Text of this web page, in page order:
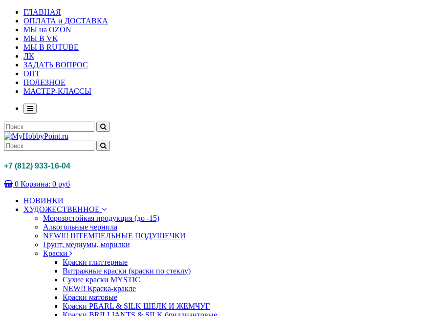
ГЛАВНАЯ
ОПЛАТА и ДОСТАВКА
МЫ на OZON
МЫ В VK
МЫ В RUTUBE
ЛК
ЗАДАТЬ ВОПРОС
ОПТ
ПОЛЕЗНОЕ
МАСТЕР-КЛАССЫ
+7 (812) 933-16-04
0 Корзина: 0 руб
НОВИНКИ
ХУДОЖЕСТВЕННОЕ
Морозостойкая продукция (до -15)
Алкогольные чернила
NEW!!! ШТЕМПЕЛЬНЫЕ ПОДУШЕЧКИ
Грунт, медиумы, морилки
Краски
Краски глиттерные
Витражные краски (краски по стеклу)
Сухие краски MYSTIC
NEW!! Краска-кракле
Краски матовые
Краски PEARL & SILK ШЕЛК И ЖЕМЧУГ